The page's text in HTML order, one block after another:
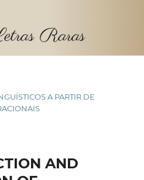
A PARTIR DE
AND